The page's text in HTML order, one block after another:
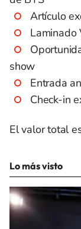
Artículo
Laminado
show
Entrada
Check-in
El valor total
Lo más visto